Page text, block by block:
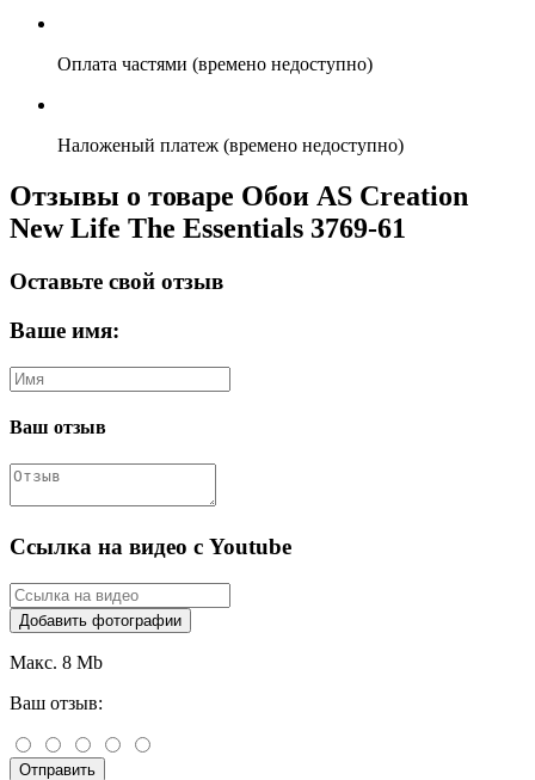
Оплата частями (времено недоступно)
Наложеный платеж (времено недоступно)
Отзывы о товаре Обои AS Creation
New Life The Essentials 3769-61
Оставьте свой отзыв
Ваше имя:
Ваш отзыв
Ссылка на видео с Youtube
Добавить фотографии
Макс. 8 Mb
Ваш отзыв:
Отправить